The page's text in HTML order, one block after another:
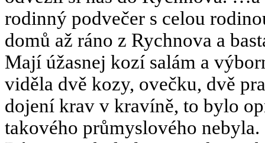
rodinný podvečer s celou
domů až ráno z Rychnova a
Mají úžasnej kozí salám a
viděla dvě kozy, ovečku, dvě
dojení krav v kravíně, to bylo
takového průmyslového nebyla.